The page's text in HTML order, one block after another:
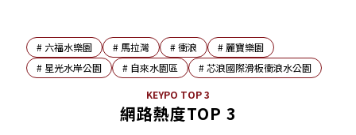
# 六福水樂園 # 馬拉灣 #衝浪 # 麗寶樂園
# 星光水岸公園 # 自來水園區 #芯浪國際滑板衝浪水公園
KEYPO TOP 3
網路熱度TOP 3